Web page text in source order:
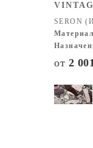
SERON
от 2